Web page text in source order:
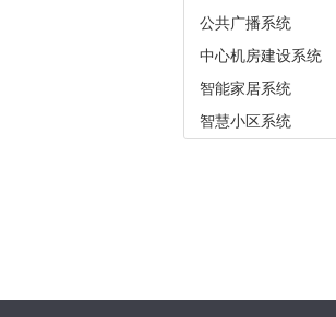
公共广播系统
中心机房建设系统
智能家居系统
智慧小区系统